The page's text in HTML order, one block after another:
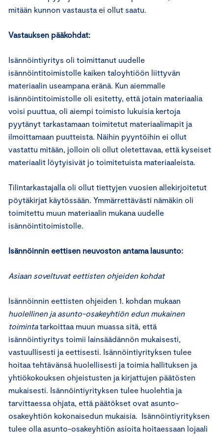
mitään kunnon vastausta ei ollut saatu.
Vastauksen pääkohdat:
Isännöintiyritys oli toimittanut uudelle
isännöintitoimistolle kaiken taloyhtiöön liittyvän
materiaalin useampana eränä. Kun aiemmalle
isännöintitoimistolle oli esitetty, että jotain materiaalia
voisi puuttua, oli aiempi toimisto lukuisia kertoja
pyytänyt tarkastamaan toimitetut materiaalimapit ja
ilmoittamaan puutteista. Näihin pyyntöihin ei ollut
vastattu mitään, jolloin oli ollut oletettavaa, että kyseiset
materiaalit löytyisivät jo toimitetuista materiaaleista.
Tilintarkastajalla oli ollut tiettyjen vuosien allekirjoitetut
pöytäkirjat käytössään. Ymmärrettävästi nämäkin oli
toimitettu muun materiaalin mukana uudelle
isännöintitoimistolle.
Isännöinnin eettisen neuvoston antama lausunto:
Asiaan soveltuvat eettisten ohjeiden kohdat
Isännöinnin eettisten ohjeiden 1. kohdan mukaan
huolellinen ja asunto-osakeyhtiön edun mukainen
toimintatarkoittaa muun muassa sitä, että
isännöintiyritys toimii lainsäädännön mukaisesti,
vastuullisesti ja eettisesti. Isännöintiyrityksen tulee
hoitaa tehtävänsä huolellisesti ja toimia hallituksen ja
yhtiökokouksen ohjeistusten ja kirjattujen päätösten
mukaisesti. Isännöintiyrityksen tulee huolehtia ja
tarvittaessa ohjata, että päätökset ovat asunto-
osakeyhtiön kokonaisedun mukaisia. Isännöintiyrityksen
tulee olla asunto-osakeyhtiön asioita hoitaessaan lojaali